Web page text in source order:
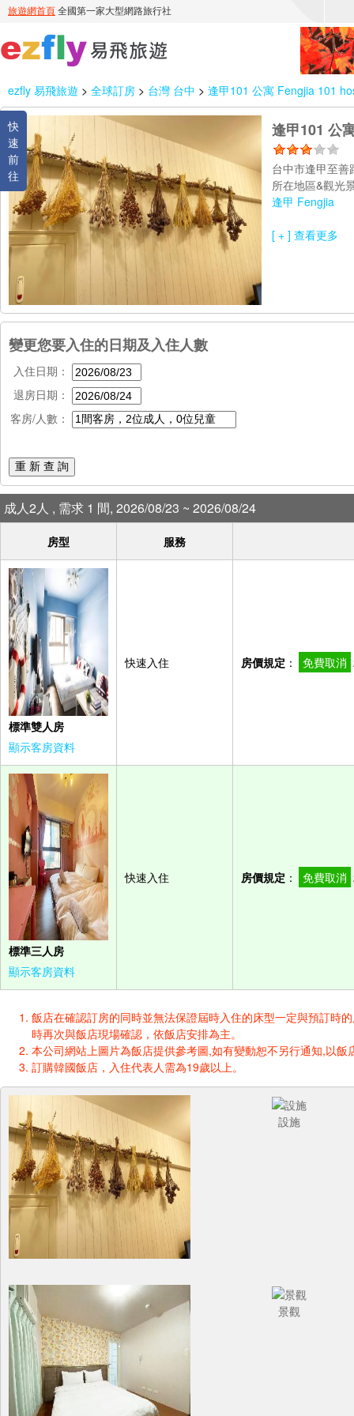
ezfly 易飛旅遊 > 全球訂房 > 台灣 台中 > 逢甲101 公寓 Fengjia 101
快
速
前
往
逢甲101 公
台中市逢甲至
所在地區&觀光
逢甲 Fengjia
[ + ] 查看更多
變更您要入住的日期及入住人數
入住日期：
退房日期：
客房/人數：
重 新 查 詢
成人2人 , 需求 1 間, 2026/08/23 ~ 2026/08/24
房型 服務
標準雙人房
顯示客房資料
快速入住 房價規定 ： 免費取消
標準三人房
顯示客房資料
快速入住 房價規定 ： 免費取消
飯店在確認訂房的同時並無法保證屆時入住的床型一定與預訂時
時再次與飯店現場確認，依飯店安排為主。
本公司網站上圖片為飯店提供參考圖,如有變動恕不另行通知,以飯
訂購韓國飯店，入住代表人需為19歲以上。
設施
景觀